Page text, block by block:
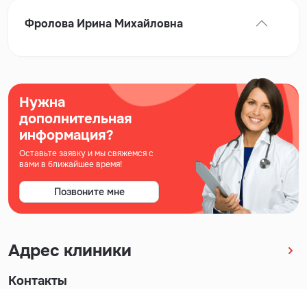
Фролова Ирина Михайловна
Нужна
дополнительная
информация?
Оставьте заявку и мы свяжемся с
вами в ближайшее время!
Позвоните мне
Адрес клиники
Контакты